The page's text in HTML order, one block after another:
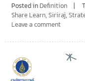
Posted in Definition
Share Learn, Siriraj,
Leave a comment